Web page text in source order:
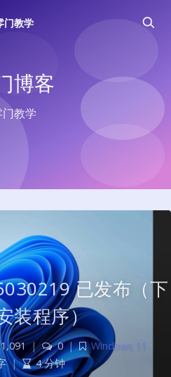
门教学
博客
教学
已发布（下
装程序）
| 0 |
Windows 11
| 4 分钟